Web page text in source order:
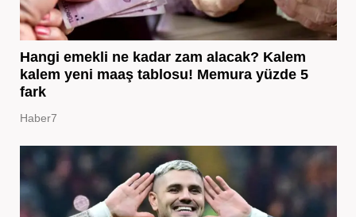
Hangi emekli ne kadar zam alacak? Kalem
kalem yeni maaş tablosu! Memura yüzde 5
fark
Haber7